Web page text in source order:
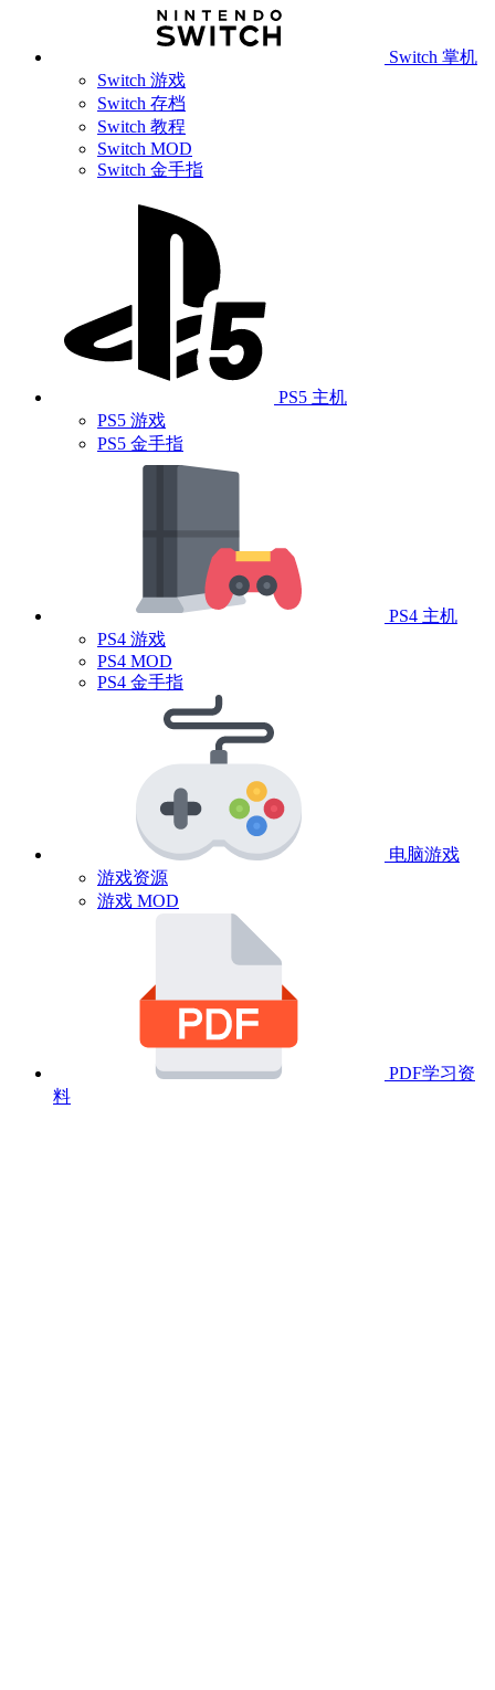
Switch 掌机
Switch 游戏
Switch 存档
Switch 教程
Switch MOD
Switch 金手指
PS5 主机
PS5 游戏
PS5 金手指
PS4 主机
PS4 游戏
PS4 MOD
PS4 金手指
电脑游戏
游戏资源
游戏 MOD
PDF学习资
料